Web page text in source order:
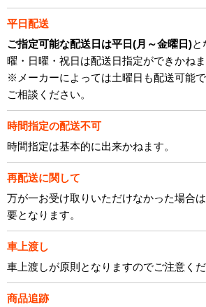
平日配送
ご指定可能な配送日は平日(月～金曜日)と
曜・日曜・祝日は配送日指定ができかねま
※メーカーによっては土曜日も配送可能
ご相談ください。
時間指定の配送不可
時間指定は基本的に出来かねます。
再配送に関して
万が一お受け取りいただけなかった場合
要となります。
車上渡し
車上渡しが原則となりますのでご注意くだ
商品追跡